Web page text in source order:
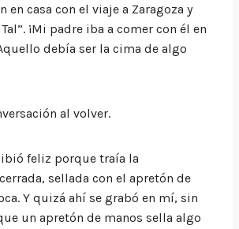
en casa con el viaje a Zaragoza y
¡Mi padre iba a comer con él en
debía ser la cima de algo
al volver.
feliz porque traía la
sellada con el apretón de
Y quizá ahí se grabó en mí, sin
un apretón de manos sella algo